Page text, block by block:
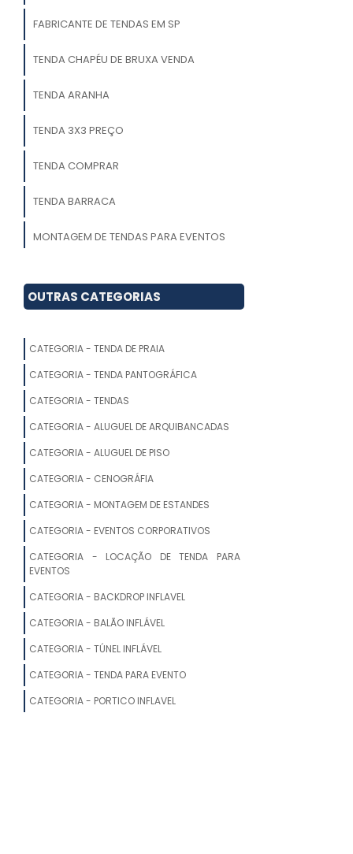
FABRICANTE DE TENDAS EM SP
TENDA CHAPÉU DE BRUXA VENDA
TENDA ARANHA
TENDA 3X3 PREÇO
TENDA COMPRAR
TENDA BARRACA
MONTAGEM DE TENDAS PARA EVENTOS
TENDA BOLHA
FORNECEDORES DE TENDAS PARA
COMPRAR TENDA FIXA
LOCADORA DE TENDAS
EMPRESAS DE TENDAS PARA EVENTOS
FABRICANTES DE TENDAS
PERSONALIZADAS
FORNECEDORES DE TENDAS
QUANTO CUSTA UMA TENDA
OUTRAS CATEGORIAS
CATEGORIA - TENDA DE PRAIA
CATEGORIA - TENDA PANTOGRÁFICA
CATEGORIA - TENDAS
CATEGORIA - ALUGUEL DE ARQUIBANCADAS
CATEGORIA - ALUGUEL DE PISO
CATEGORIA - CENOGRÁFIA
CATEGORIA - MONTAGEM DE ESTANDES
CATEGORIA - EVENTOS CORPORATIVOS
CATEGORIA - LOCAÇÃO DE TENDA PARA
EVENTOS
CATEGORIA - BACKDROP INFLAVEL
CATEGORIA - BALÃO INFLÁVEL
CATEGORIA - TÚNEL INFLÁVEL
CATEGORIA - TENDA PARA EVENTO
CATEGORIA - PORTICO INFLAVEL